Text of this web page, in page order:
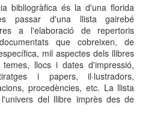
bibliogràfica és la d'una florida
passar d'una llista gairebé
a l'elaboració de repertoris
que cobreixen, de
mil aspectes dels llibres
llocs i dates d'impressió,
i papers, il·lustradors,
procedències, etc. La llista
del llibre imprès des de